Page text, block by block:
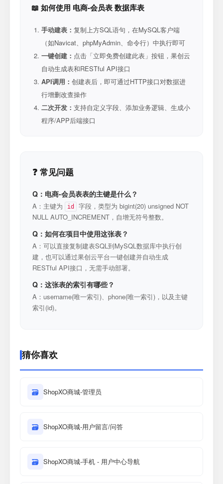
📖 如何使用 电商-会员表 数据库表
手动建表： 复制上方SQL语句，在MySQL客户端
（如Navicat、phpMyAdmin、命令行）中执行即可
一键创建： 点击「立即免费创建此表」按钮，果创云
自动生成表和RESTful API接口
API调用： 创建表后，即可通过HTTP接口对数据进
行增删改查操作
二次开发： 支持自定义字段、添加业务逻辑、生成小
程序/APP后端接口
❓ 常见问题
Q：电商-会员表表的主键是什么？
A：主键为 id
字段，类型为 bigint(20) unsigned NOT
NULL AUTO_INCREMENT，自增无符号整数。
Q：如何在项目中使用这张表？
A：可以直接复制建表SQL到MySQL数据库中执行创
建，也可以通过果创云平台一键创建并自动生成
RESTful API接口，无需手动部署。
Q：这张表的索引有哪些？
A：username(唯一索引)、phone(唯一索引)，以及主键
索引(id)。
猜你喜欢
🗃 ShopXO商城-管理员
🗃 ShopXO商城-用户留言/问答
🗃 ShopXO商城-手机 - 用户中心导航